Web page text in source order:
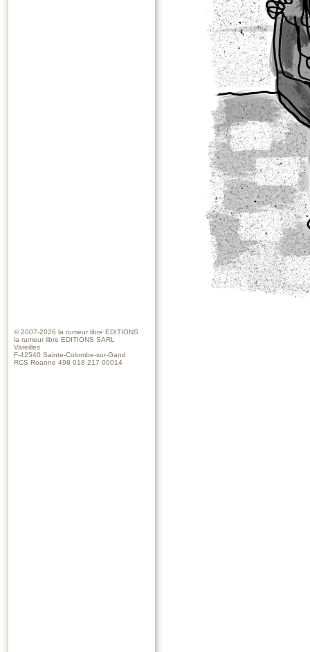
© 2007-2026 la rumeur libre EDITIONS
la rumeur libre EDITIONS SARL
Vareilles
F-42540 Sainte-Colombe-sur-Gand
RCS Roanne 498 018 217 00014